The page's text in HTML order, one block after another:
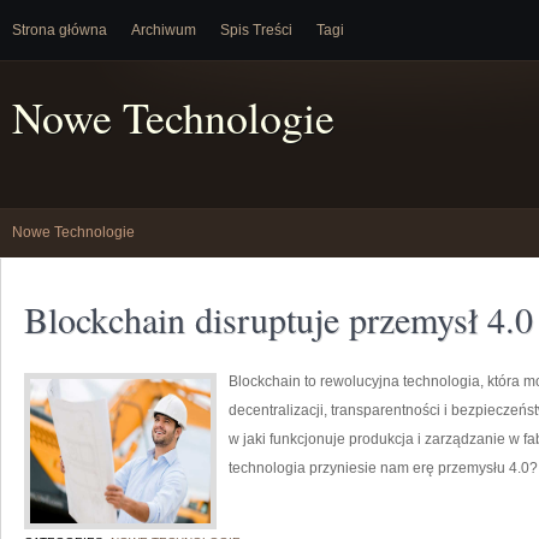
Strona główna Archiwum Spis Treści Tagi
Nowe Technologie
Nowe Technologie
Blockchain disruptuje przemysł 4.0
Blockchain to rewolucyjna technologia, która
decentralizacji, transparentności i
w jaki funkcjonuje produkcja i zarządzanie w
technologia przyniesie nam erę przemysłu